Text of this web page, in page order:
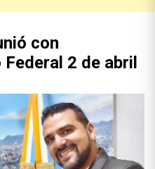
con
2 de abril